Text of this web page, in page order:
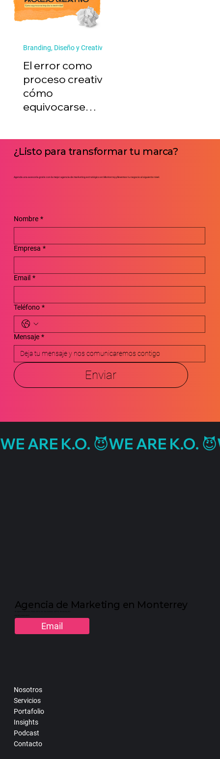
El error como
proceso creativo:
cómo
equivocarse
¿Listo para transformar tu marca?
Agenda una asesoría gratis con la mejor agencia de marketing estratégico en Monterrey y llevemos tu negocio al siguiente nivel.
Nombre *
Empresa *
Email *
Teléfono *
Mensaje *
Enviar
Nosotros
Servicios
Portafolio
Insights
Podcast
Contacto
Agencia de Marketing en Monterrey
Email
WE ARE K.O. 😈